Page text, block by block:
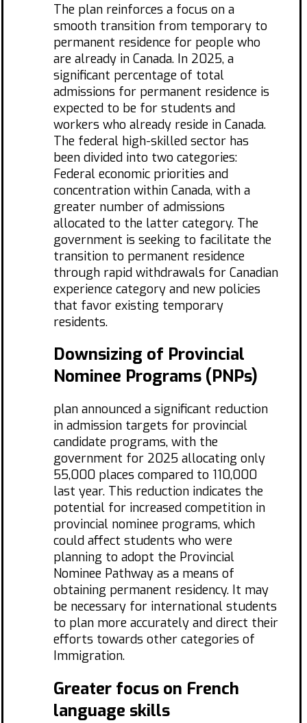
The plan reinforces a focus on a
smooth transition from temporary to
permanent residence for people who
are already in Canada. In 2025, a
significant percentage of total
admissions for permanent residence is
expected to be for students and
workers who already reside in Canada.
The federal high-skilled sector has
been divided into two categories:
Federal economic priorities and
concentration within Canada, with a
greater number of admissions
allocated to the latter category. The
government is seeking to facilitate the
transition to permanent residence
through rapid withdrawals for Canadian
experience category and new policies
that favor existing temporary
residents.
Downsizing of Provincial
Nominee Programs (PNPs)
plan announced a significant reduction
in admission targets for provincial
candidate programs, with the
government for 2025 allocating only
55,000 places compared to 110,000
last year. This reduction indicates the
potential for increased competition in
provincial nominee programs, which
could affect students who were
planning to adopt the Provincial
Nominee Pathway as a means of
obtaining permanent residency. It may
be necessary for international students
to plan more accurately and direct their
efforts towards other categories of
Immigration.
Greater focus on French
language skills